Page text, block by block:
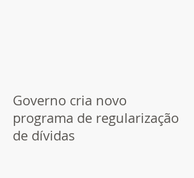
Governo cria novo
programa de regularização
de dívidas